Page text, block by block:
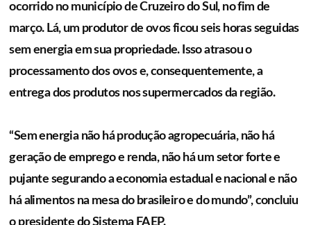
ocorrido no município de Cruzeiro do Sul, no fim de
março. Lá, um produtor de ovos ficou seis horas seguidas
sem energia em sua propriedade. Isso atrasou o
processamento dos ovos e, consequentemente, a
entrega dos produtos nos supermercados da região.
“Sem energia não há produção agropecuária, não há
geração de emprego e renda, não há um setor forte e
pujante segurando a economia estadual e nacional e não
há alimentos na mesa do brasileiro e do mundo”, concluiu
o presidente do Sistema FAEP.